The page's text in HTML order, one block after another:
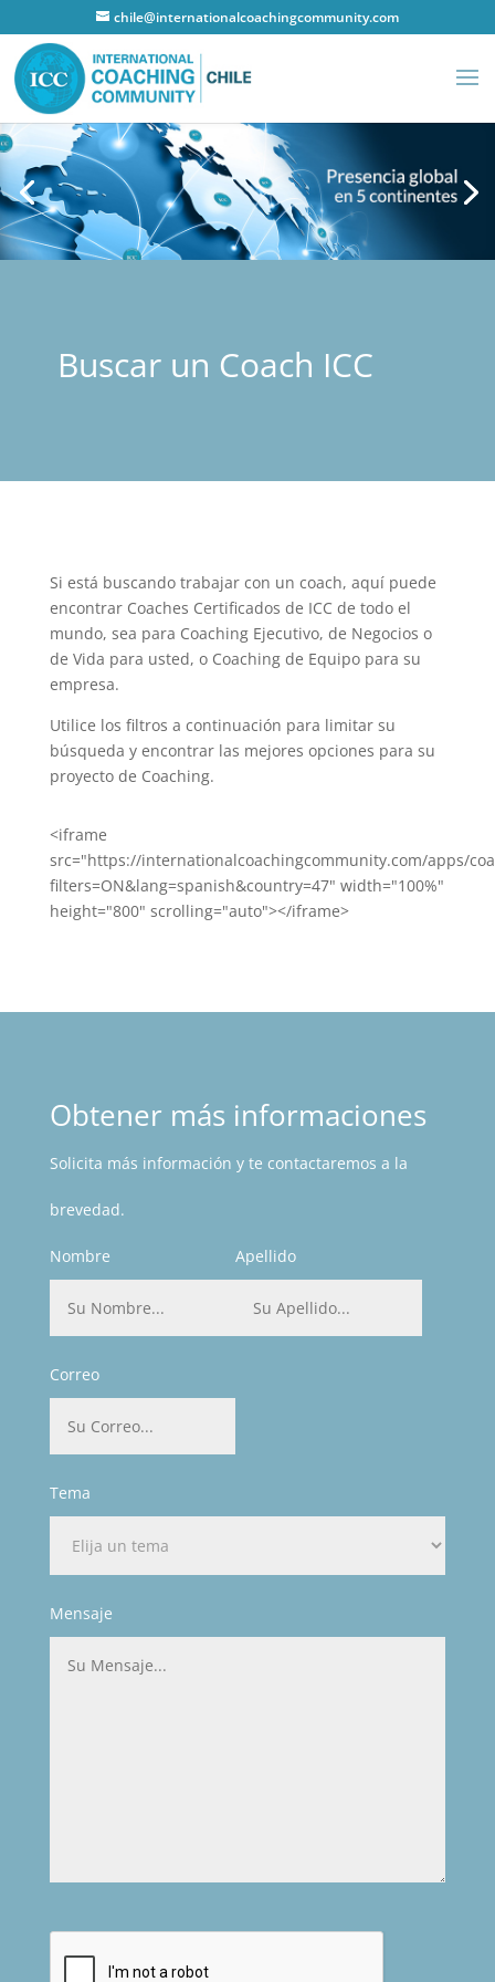
chile@internationalcoachingcommunity.com
Buscar un Coach ICC
Si está buscando trabajar con un coach, aquí puede
encontrar Coaches Certificados de ICC de todo el
mundo, sea para Coaching Ejecutivo, de Negocios o
de Vida para usted, o Coaching de Equipo para su
empresa.
Utilice los filtros a continuación para limitar su
búsqueda y encontrar las mejores opciones para su
proyecto de Coaching.
<iframe
src="https://internationalcoachingcommunity.com/apps/
filters=ON&lang=spanish&country=47" width="100%"
height="800" scrolling="auto"></iframe>
Obtener más informaciones
Solicita más información y te contactaremos a la
brevedad.
Nombre Apellido
Correo
Tema
Mensaje